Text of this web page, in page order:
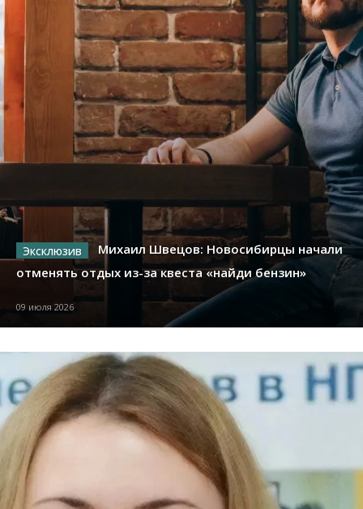
Михаил Швецов: Новосибирцы начали
отменять отдых из-за квеста «найди бензин»
09 июля 2026